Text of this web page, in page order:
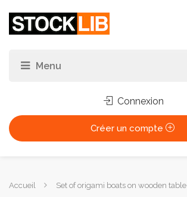
Connexion
Créer un compte
Vous
Accueil Set of origami boats on wooden table